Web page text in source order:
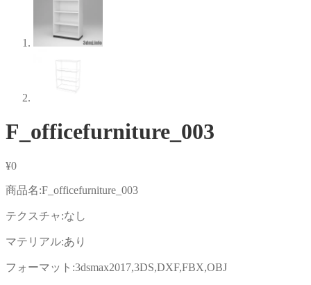
F_officefurniture_003
¥0
商品名:F_officefurniture_003
テクスチャ:なし
マテリアル:あり
フォーマット:3dsmax2017,3DS,DXF,FBX,OBJ